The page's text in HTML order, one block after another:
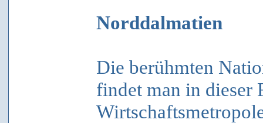
Norddalmatien
Die berühmten
findet man in dieser